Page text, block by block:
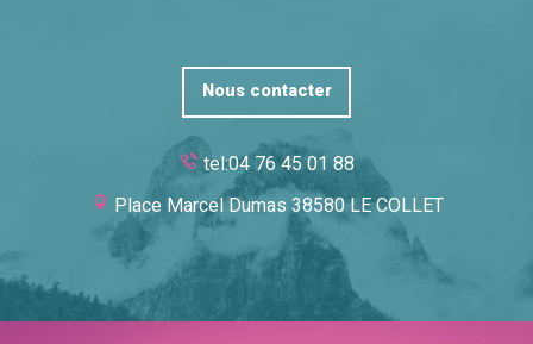
Nous contacter
tel:04 76 45 01 88
Place Marcel Dumas 38580 LE COLLET